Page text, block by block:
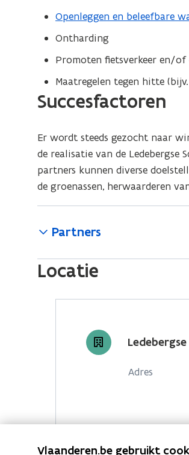
Openleggen en beleefbare
Ontharding
Promoten fietsverkeer en/
Maatregelen tegen hitte
Succesfactoren
Er wordt steeds gezocht naar
de realisatie van de Ledebergse
partners kunnen diverse
de groenassen, herwaarderen
Partners
Locatie
Adres
Vlaanderen.be gebruikt